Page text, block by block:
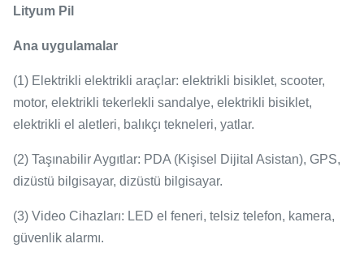
Lityum Pil
Ana uygulamalar
(1) Elektrikli elektrikli araçlar: elektrikli bisiklet, scooter,
motor, elektrikli tekerlekli sandalye, elektrikli bisiklet,
elektrikli el aletleri, balıkçı tekneleri, yatlar.
(2) Taşınabilir Aygıtlar: PDA (Kişisel Dijital Asistan), GPS,
dizüstü bilgisayar, dizüstü bilgisayar.
(3) Video Cihazları: LED el feneri, telsiz telefon, kamera,
güvenlik alarmı.